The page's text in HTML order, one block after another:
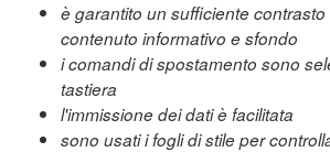
è garantito un sufficiente contrasto
contenuto informativo e sfondo
i comandi di spostamento sono
tastiera
l'immissione dei dati è facilitata
sono usati i fogli di stile per